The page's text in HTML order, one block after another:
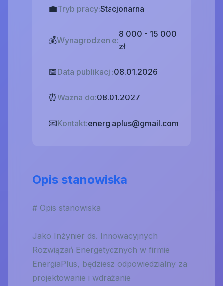
💼Tryb pracy:Stacjonarna
💰Wynagrodzenie:
8 000 - 15 000
zł
📅Data publikacji:08.01.2026
⏰Ważna do:08.01.2027
📧Kontakt:energiaplus@gmail.com
Opis stanowiska
# Opis stanowiska
Jako Inżynier ds. Innowacyjnych
Rozwiązań Energetycznych w firmie
EnergiaPlus, będziesz odpowiedzialny za
projektowanie i wdrażanie